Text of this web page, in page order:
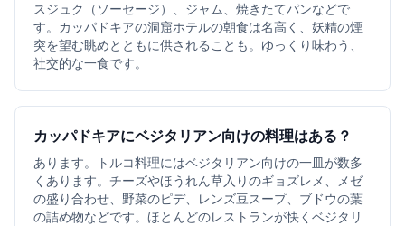
スジュク（ソーセージ）、ジャム、焼きたてパンなどで
す。カッパドキアの洞窟ホテルの朝食は名高く、妖精の煙
突を望む眺めとともに供されることも。ゆっくり味わう、
社交的な一食です。
カッパドキアにベジタリアン向けの料理はある？
あります。トルコ料理にはベジタリアン向けの一皿が数多
くあります。チーズやほうれん草入りのギョズレメ、メゼ
の盛り合わせ、野菜のピデ、レンズ豆スープ、ブドウの葉
の詰め物などです。ほとんどのレストランが快くベジタリ